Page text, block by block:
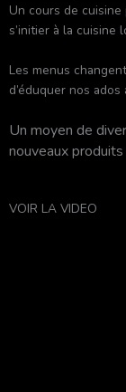
Un cours de
s’initier à la cuisine
Les menus
d’éduquer nos
Un moyen de
nouveaux
VOIR LA VIDEO